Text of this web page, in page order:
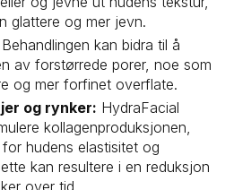
glattere og mer jevn.
Behandlingen kan bidra til å
av forstørrede porer, noe som
og mer forfinet overflate.
og rynker: HydraFacial
kollagenproduksjonen,
hudens elastisitet og
kan resultere i en reduksjon
over tid.